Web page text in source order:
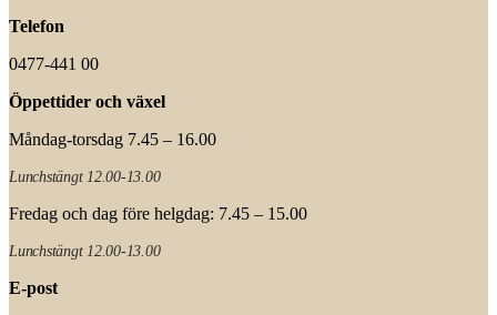
Telefon
0477-441 00
Öppettider och växel
Måndag-torsdag 7.45 – 16.00
Lunchstängt 12.00-13.00
Fredag och dag före helgdag: 7.45 – 15.00
Lunchstängt 12.00-13.00
E-post